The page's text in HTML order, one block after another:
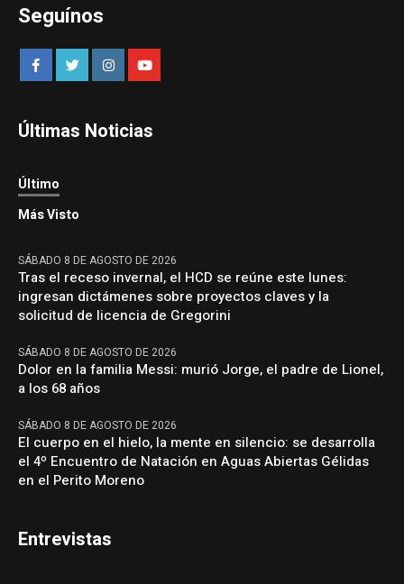
Seguínos
Últimas Noticias
Último
Más Visto
SÁBADO 8 DE AGOSTO DE 2026
Tras el receso invernal, el HCD se reúne este lunes:
ingresan dictámenes sobre proyectos claves y la
solicitud de licencia de Gregorini
SÁBADO 8 DE AGOSTO DE 2026
Dolor en la familia Messi: murió Jorge, el padre de Lionel,
a los 68 años
SÁBADO 8 DE AGOSTO DE 2026
El cuerpo en el hielo, la mente en silencio: se desarrolla
el 4º Encuentro de Natación en Aguas Abiertas Gélidas
en el Perito Moreno
Entrevistas